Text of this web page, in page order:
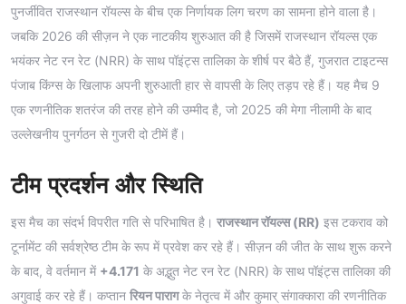
पुनर्जीवित राजस्थान रॉयल्स के बीच एक निर्णायक लिग चरण का सामना होने वाला है।
जबकि 2026 की सीज़न ने एक नाटकीय शुरुआत की है जिसमें राजस्थान रॉयल्स एक
भयंकर नेट रन रेट (NRR) के साथ पॉइंट्स तालिका के शीर्ष पर बैठे हैं, गुजरात टाइटन्स
पंजाब किंग्स के खिलाफ अपनी शुरुआती हार से वापसी के लिए तड़प रहे हैं। यह मैच 9
एक रणनीतिक शतरंज की तरह होने की उम्मीद है, जो 2025 की मेगा नीलामी के बाद
उल्लेखनीय पुनर्गठन से गुजरी दो टीमें हैं।
टीम प्रदर्शन और स्थिति
इस मैच का संदर्भ विपरीत गति से परिभाषित है। राजस्थान रॉयल्स (RR) इस टकराव को
टूर्नामेंट की सर्वश्रेष्ठ टीम के रूप में प्रवेश कर रहे हैं। सीज़न की जीत के साथ शुरू करने
के बाद, वे वर्तमान में +4.171 के अद्भुत नेट रन रेट (NRR) के साथ पॉइंट्स तालिका की
अगुवाई कर रहे हैं। कप्तान रियन पारागके नेतृत्व में और कुमार् संगाक्कारा की रणनीतिक